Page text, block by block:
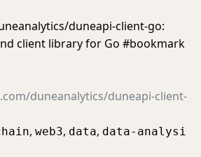
duneapi-client-go:
client library for Go #bookmark
duneanalytics/duneapi-client-
, web3, data, data-analysi